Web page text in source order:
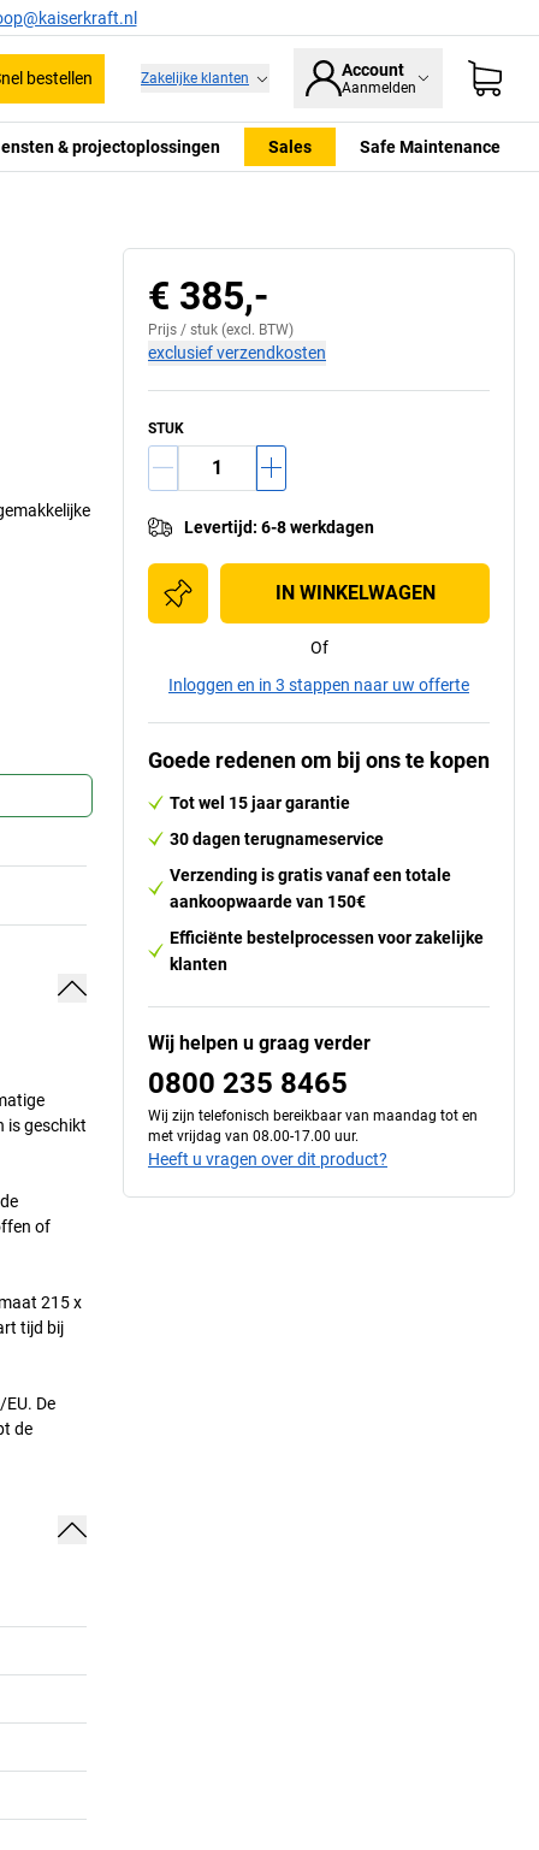
bestellen Zakelijke klanten Account
Aanmelden
& projectoplossingen Sales Safe Maintenance
is geschikt
of
215 x
tijd bij
De
de
€ 385,-
Prijs / stuk (excl. BTW)
exclusief verzendkosten
STUK
Levertijd: 6-8 werkdagen
IN WINKELWAGEN
Of
Inloggen en in 3 stappen naar uw offerte
Goede redenen om bij ons te kopen
Tot wel 15 jaar garantie
30 dagen terugnameservice
Verzending is gratis vanaf een totale
aankoopwaarde van 150€
Efficiënte bestelprocessen voor zakelijke
klanten
Wij helpen u graag verder
0800 235 8465
Wij zijn telefonisch bereikbaar van maandag tot en
met vrijdag van 08.00-17.00 uur.
Heeft u vragen over dit product?